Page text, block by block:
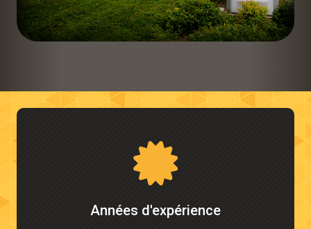
Années d'expérience